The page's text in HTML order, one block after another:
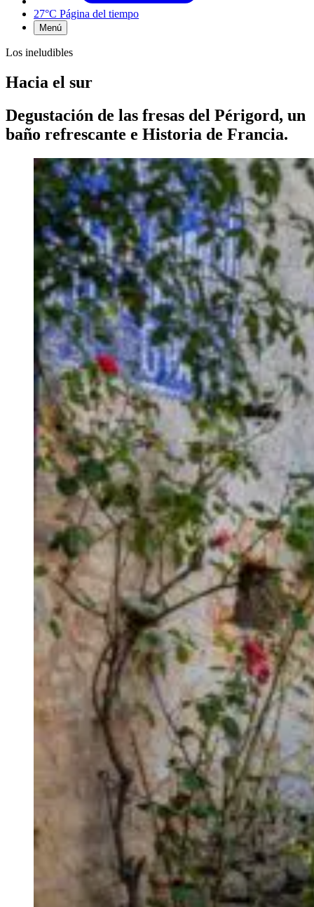
27°C Página del tiempo
Menú
Los ineludibles
Hacia el sur
Degustación de las fresas del Périgord, un
baño refrescante e Historia de Francia.